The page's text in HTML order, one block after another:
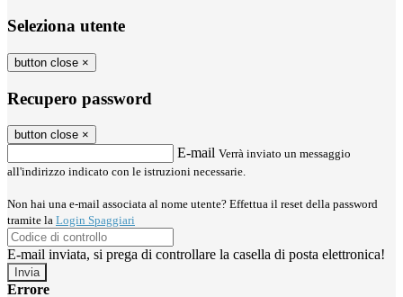
Seleziona utente
button close ×
Recupero password
button close ×
E-mail Verrà inviato un messaggio
all'indirizzo indicato con le istruzioni necessarie.
Non hai una e-mail associata al nome utente? Effettua il reset della password
tramite la Login Spaggiari
E-mail inviata, si prega di controllare la casella di posta elettronica!
Errore